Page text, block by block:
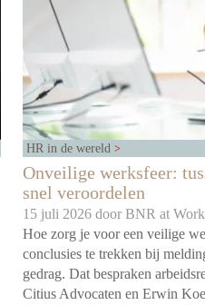
HR in de wereld
Onveilige werksfeer:
snel veroordelen
15 juli 2026 door BNR at Work
Hoe zorg je voor een veilige
conclusies te trekken bij
gedrag. Dat bespraken
Citius Advocaten en Erwin